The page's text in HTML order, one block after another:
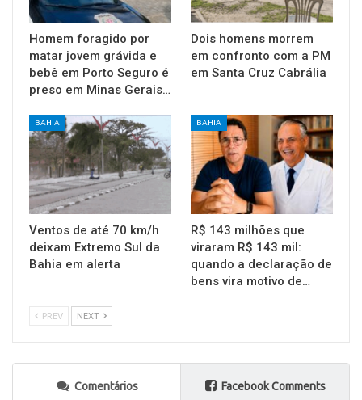
Homem foragido por
matar jovem grávida e
bebê em Porto Seguro é
preso em Minas Gerais…
Dois homens morrem
em confronto com a PM
em Santa Cruz Cabrália
BAHIA
Ventos de até 70 km/h
deixam Extremo Sul da
Bahia em alerta
BAHIA
R$ 143 milhões que
viraram R$ 143 mil:
quando a declaração de
bens vira motivo de…
PREV NEXT
Comentários Facebook Comments